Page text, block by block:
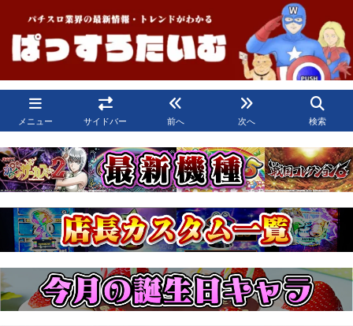
メニュー サイドバー 前へ 次へ 検索